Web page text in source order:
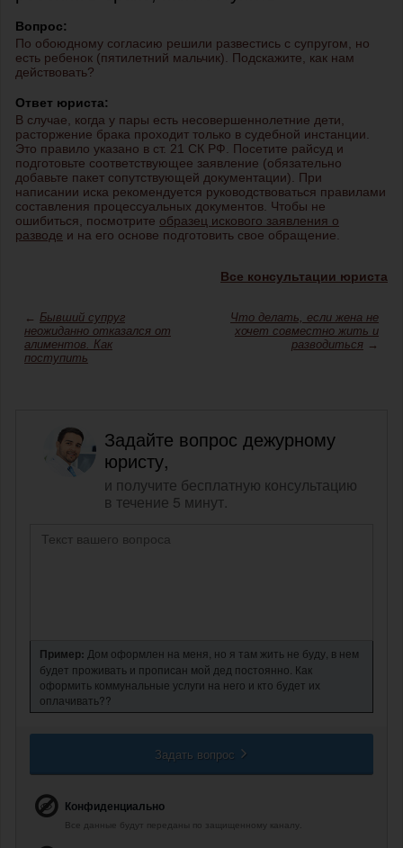
Вопрос:
По обоюдному согласию решили развестись с супругом, но
есть ребенок (пятилетний мальчик). Подскажите, как нам
действовать?
Ответ юриста:
В случае, когда у пары есть несовершеннолетние дети,
расторжение брака проходит только в судебной инстанции.
Это правило указано в ст. 21 СК РФ. Посетите райсуд и
подготовьте соответствующее заявление (обязательно
добавьте пакет сопутствующей документации). При
написании иска рекомендуется руководствоваться правилами
составления процессуальных документов. Чтобы не
ошибиться, посмотрите образец искового заявления о
разводе и на его основе подготовить свое обращение.
Все консультации юриста
← Бывший супруг
неожиданно отказался от
алиментов. Как
поступить
Что делать, если жена не
хочет совместно жить и
разводиться →
Задайте вопрос дежурному
юристу,
и получите бесплатную консультацию
в течение 5 минут.
Пример: Дом оформлен на меня, но я там жить не буду, в нем
будет проживать и прописан мой дед постоянно. Как
оформить коммунальные услуги на него и кто будет их
оплачивать??
Задать вопрос
Конфиденциально
Все данные будут переданы по защищенному каналу.